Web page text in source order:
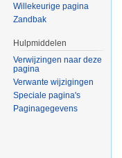
Willekeurige pagina
Zandbak
Hulpmiddelen
Verwijzingen naar deze
pagina
Verwante wijzigingen
Speciale pagina's
Paginagegevens